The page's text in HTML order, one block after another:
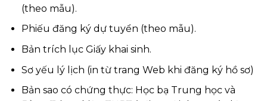
(theo mẫu).
Phiếu đăng ký dự tuyển (theo mẫu).
Bản trích lục Giấy khai sinh.
Sơ yếu lý lịch (in từ trang Web khi đăng ký hồ sơ)
Bản sao có chứng thực: Học bạ Trung học và